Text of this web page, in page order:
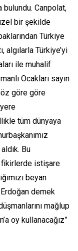
Canpolat,
bir şekilde
Türkiye
algılarla Türkiye’yi
ile muhalif
Ocakları sayın
göre göre
tüm dünyaya
Bu
fikirlerde istişare
beyan
demek
mağlup
oy kullanacağız”